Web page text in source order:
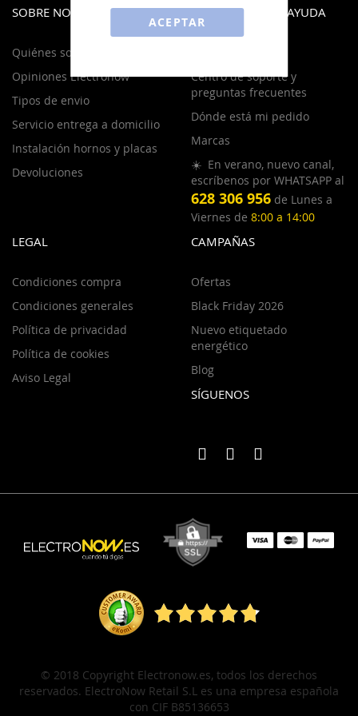
ACEPTAR
SOBRE NOSOTROS
Quiénes somos
Opiniones Electronow
Tipos de envio
Servicio entrega a domicilio
Instalación hornos y placas
Devoluciones
INFORMACIÓN Y AYUDA
Centro de soporte y
preguntas frecuentes
Dónde está mi pedido
Marcas
☀️ En verano, nuevo canal,
escríbenos por WHATSAPP al
628 306 956 de Lunes a
Viernes de 8:00 a 14:00
LEGAL
Condiciones compra
Condiciones generales
Política de privacidad
Política de cookies
Aviso Legal
CAMPAÑAS
Ofertas
Black Friday 2026
Nuevo etiquetado
energético
Blog
SÍGUENOS
© 2018 Copyright Electronow.es, todos los derechos
reservados. ElectroNow Retail S.L es una empresa española
con CIF B85136653